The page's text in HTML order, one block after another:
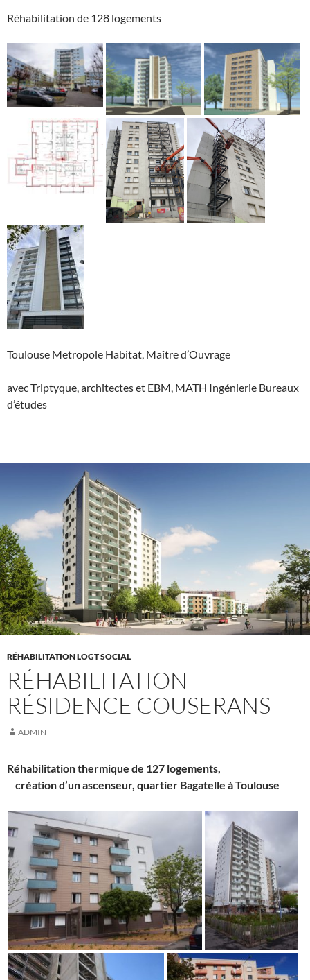
Réhabilitation de 128 logements
Toulouse Metropole Habitat, Maître d’Ouvrage
avec Triptyque, architectes et EBM, MATH Ingénierie Bureaux
d’études
RÉHABILITATION LOGT SOCIAL
RÉHABILITATION
RÉSIDENCE COUSERANS
ADMIN
Réhabilitation thermique de 127 logements,
création d’un ascenseur, quartier Bagatelle à Toulouse